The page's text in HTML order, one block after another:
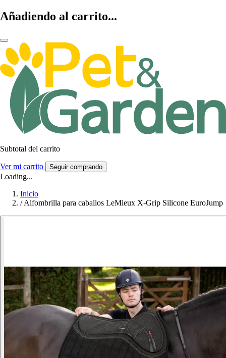
Añadiendo al carrito...
Subtotal del carrito
Ver mi carrito Seguir comprando
Loading...
Inicio
/ Alfombrilla para caballos LeMieux X-Grip Silicone EuroJump